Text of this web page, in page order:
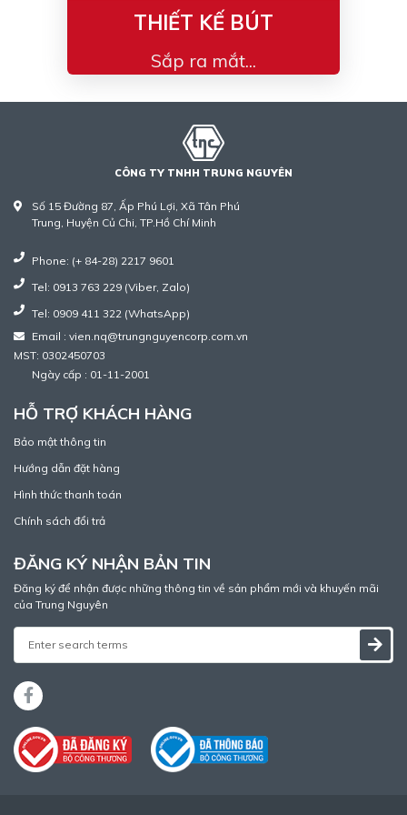
THIẾT KẾ BÚT
Sắp ra mắt...
CÔNG TY TNHH TRUNG NGUYÊN
Số 15 Đường 87, Ấp Phú Lợi, Xã Tân Phú
Trung, Huyện Củ Chi, TP.Hồ Chí Minh
Phone: (+ 84-28) 2217 9601
Tel: 0913 763 229 (Viber, Zalo)
Tel: 0909 411 322 (WhatsApp)
Email : vien.nq@trungnguyencorp.com.vn
MST: 0302450703
Ngày cấp : 01-11-2001
HỖ TRỢ KHÁCH HÀNG
Bảo mật thông tin
Hướng dẫn đặt hàng
Hình thức thanh toán
Chính sách đổi trả
ĐĂNG KÝ NHẬN BẢN TIN
Đăng ký để nhận được những thông tin về sản phẩm mới và khuyến mãi
của Trung Nguyên